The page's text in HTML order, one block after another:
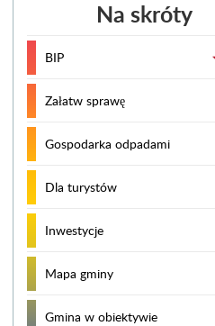
Na skróty
BIP
Załatw sprawę
Gospodarka odpadami
Dla turystów
Inwestycje
Mapa gminy
Gmina w obiektywie